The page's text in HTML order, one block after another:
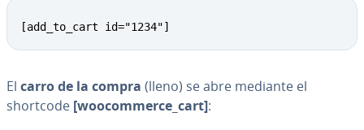
[add_to_cart id="1234"]
El carro de la compra (lleno) se abre mediante el
shortcode [woo­co­m­me­r­ce_cart]: